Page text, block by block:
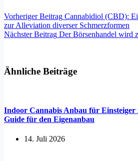
VorherigerBeitrag Cannabidiol (CBD):
zur Alleviation diverser Schmerzformen
NächsterBeitrag Der Börsenhandel wird
Ähnliche Beiträge
Indoor Cannabis Anbau für Einsteiger
Guide für den Eigenanbau
14. Juli 2026